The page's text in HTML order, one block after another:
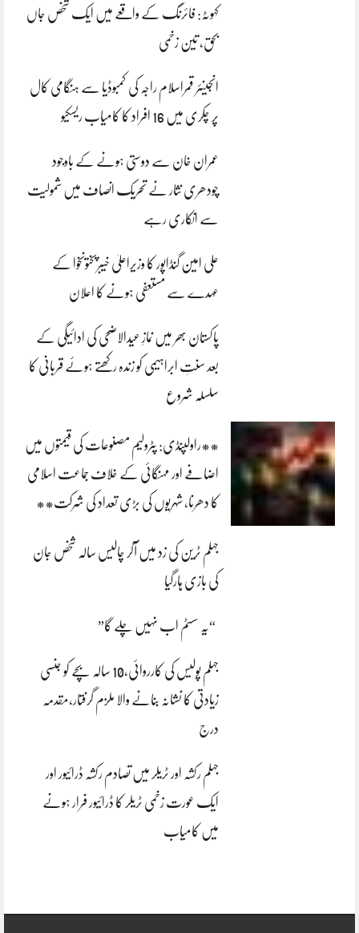
کہوٹہ: فائرنگ کے واقعے میں ایک شخص جاں
بحق، تین زخمی
انجینئر قمراسلام راجہ کی کمبوڈیا سے ہنگامی کال
پر چکری میں 16 افراد کا کامیاب ریسکیو
عمران خان سے دوستی ہونے کے باوجود
چودھری نثار نے تحریک انصاف میں شمولیت
سے انکاری رہے
علی امین گنڈاپور کا وزیراعلیٰ خیبرپختونخوا کے
عہدے سے مستعفی ہونے کا اعلان
پاکستان بھر میں نمازِ عیدالاضحی کی ادائیگی کے
بعد سنتِ ابراہیمی کو زندہ رکھتے ہوئے قربانی کا
سلسلہ شروع
**راولپنڈی: پٹرولیم مصنوعات کی قیمتوں میں
اضافے اور مہنگائی کے خلاف جماعت اسلامی
کا دھرنا، شہریوں کی بڑی تعداد کی شرکت**
جہلم ٹرین کی زد میں آکر چالیس سالہ شخص جان
کی بازی ہارگیا
“یہ سسٹم اب نہیں چلے گا”
جہلم پولیس کی کارروائی،10 سالہ بچے کو جنسی
زیادتی کا نشانہ بنانے والا ملزم گرفتار،مقدمہ
درج
جہلم رکشہ اور ٹریلر میں تصادم رکشہ ڈرائیور اور
ایک عورت زخمی ٹریلر کا ڈرائیور فرار ہونے
میں کامیاب